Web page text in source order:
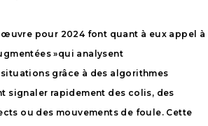
pour 2024 font quant à eux appel à
»qui analysent
grâce à des algorithmes
signaler rapidement des colis, des
ou des mouvements de foule. Cette